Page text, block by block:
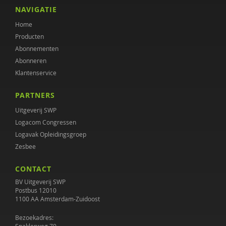
Henk Ferwerda
Maaike Habra
Jan Hendriks
Simone 't Hooft
Janine Janssen
Wouter Jongebreur
Rosa Koenraadt
Anouk Kok
Margriet Lenkens
NAVIGATIE
Home
Producten
Abonnementen
Abonneren
Klantenservice
PARTNERS
Uitgeverij SWP
Logacom Congressen
Logavak Opleidingsgroep
Zesbee
CONTACT
BV Uitgeverij SWP
Postbus 12010
1100 AA Amsterdam-Zuidoost
Bezoekadres: